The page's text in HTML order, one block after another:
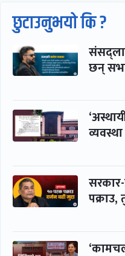
छुटाउनुभयो कि ?
छन्
पक्राउ,